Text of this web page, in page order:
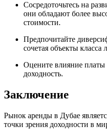
Сосредоточьтесь на
они обладают более
стоимости.
Предпочитайте
сочетая объекты
Оцените влияние
доходность.
Заключение
Рынок аренды в Дубае
точки зрения доходности в